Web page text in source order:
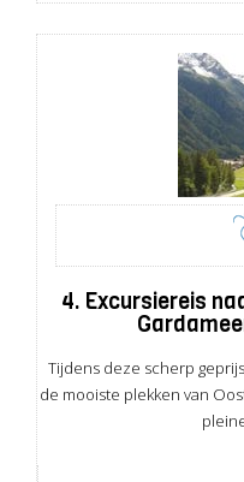
4. Excursiereis
Tijdens deze scherp
de mooiste plekken van